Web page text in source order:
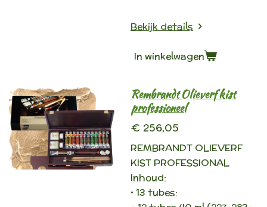
Bekijk details
In winkelwagen
Rembrandt Olieverf kist
professioneel
€ 256,05
REMBRANDT OLIEVERF
KIST PROFESSIONAL
Inhoud:
• 13 tubes: